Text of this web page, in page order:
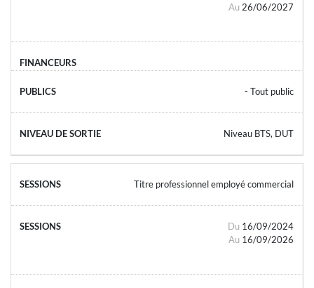
Au 26/06/2027
- Tout public
Niveau BTS, DUT
Titre professionnel employé commercial
Du 16/09/2024
Au 16/09/2026